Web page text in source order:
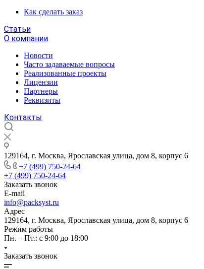
Как сделать заказ
Статьи
О компании
Новости
Часто задаваемые вопросы
Реализованные проекты
Лицензии
Партнеры
Реквизиты
Контакты
129164, г. Москва, Ярославская улица, дом 8, корпус 6
+7 (499) 750-24-64
+7 (499) 750-24-64
Заказать звонок
E-mail
info@packsyst.ru
Адрес
129164, г. Москва, Ярославская улица, дом 8, корпус 6
Режим работы
Пн. – Пт.: с 9:00 до 18:00
Заказать звонок